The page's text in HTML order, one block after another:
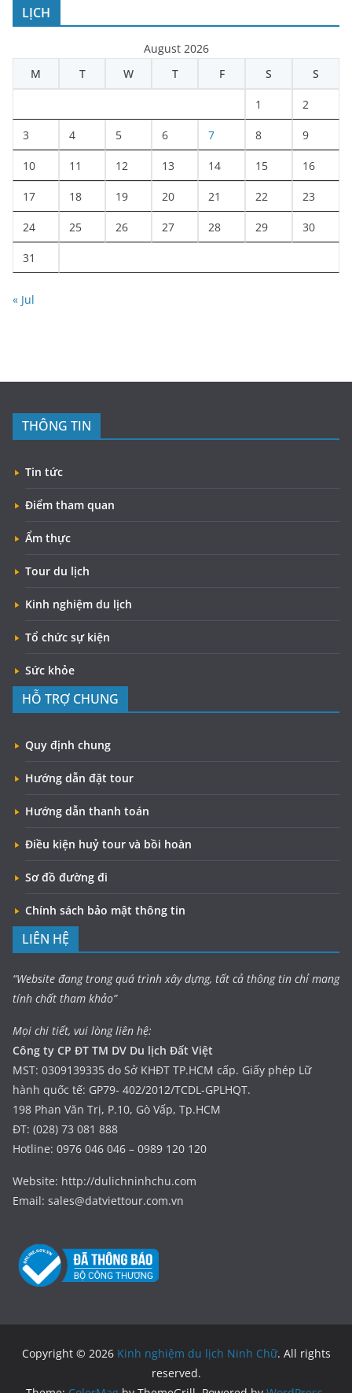
LỊCH
August 2026
M
T W T F S S
1 2
3 4 5 6 7 8 9
10 11 12 13 14 15 16
17 18 19 20 21 22 23
24 25 26 27 28 29 30
31
« Jul
THÔNG TIN
Tin tức
Điểm tham quan
Ẩm thực
Tour du lịch
Kinh nghiệm du lịch
Tổ chức sự kiện
Sức khỏe
HỖ TRỢ CHUNG
Quy định chung
Hướng dẫn đặt tour
Hướng dẫn thanh toán
Điều kiện huỷ tour và bồi hoàn
Sơ đồ đường đi
Chính sách bảo mật thông tin
LIÊN HỆ
“Website đang trong quá trình xây dựng, tất cả thông tin chỉ mang
tính chất tham khảo”
Mọi chi tiết, vui lòng liên hệ:
Công ty CP ĐT TM DV Du lịch Đất Việt
MST: 0309139335 do Sở KHĐT TP.HCM cấp. Giấy phép Lữ
hành quốc tế: GP79- 402/2012/TCDL-GPLHQT.
198 Phan Văn Trị, P.10, Gò Vấp, Tp.HCM
ĐT: (028) 73 081 888
Hotline: 0976 046 046 – 0989 120 120
Website: http://dulichninhchu.com
Email: sales@datviettour.com.vn
Copyright © 2026 Kinh nghiệm du lịch Ninh Chữ. All rights
reserved.